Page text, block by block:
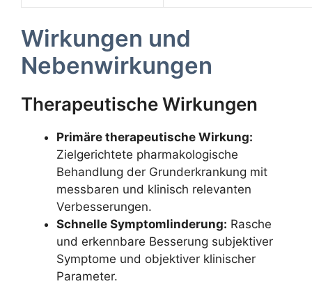
Wirkungen und
Nebenwirkungen
Therapeutische Wirkungen
Primäre therapeutische Wirkung:
Zielgerichtete pharmakologische
Behandlung der Grunderkrankung mit
messbaren und klinisch relevanten
Verbesserungen.
Schnelle Symptomlinderung: Rasche
und erkennbare Besserung subjektiver
Symptome und objektiver klinischer
Parameter.